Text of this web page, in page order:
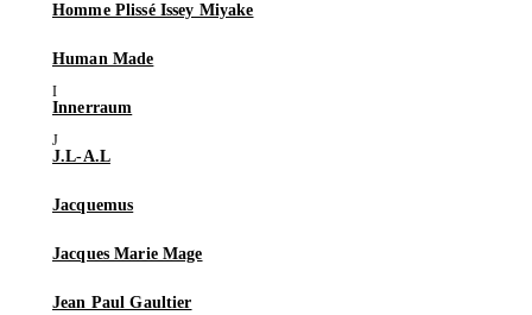
Homme Plissé Issey Miyake
Human Made
Innerraum
J.L-A.L
Jacquemus
Jacques Marie Mage
Jean Paul Gaultier